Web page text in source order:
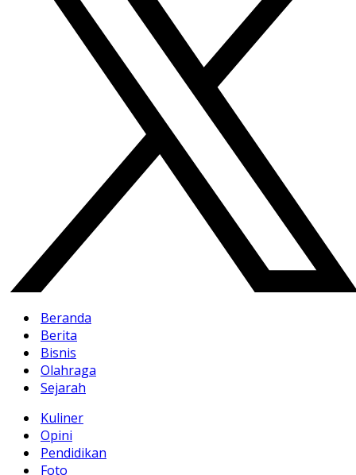
Beranda
Berita
Bisnis
Olahraga
Sejarah
Kuliner
Opini
Pendidikan
Foto